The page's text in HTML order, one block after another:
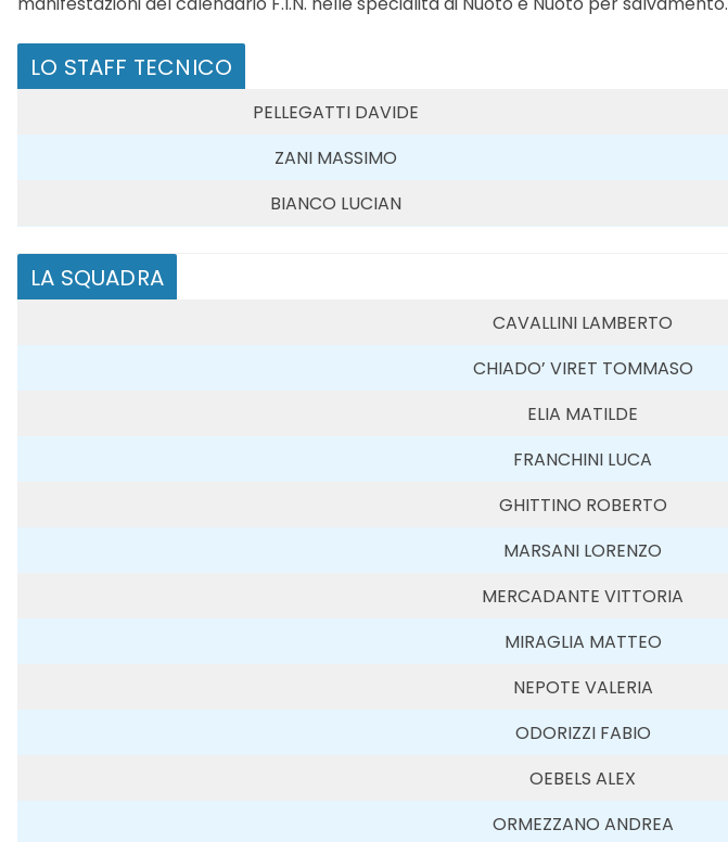
LO STAFF TECNICO
PELLEGATTI DAVIDE
ZANI MASSIMO
BIANCO LUCIAN
LA SQUADRA
CAVALLINI LAMBERTO
CHIADO’ VIRET TOMMASO
ELIA MATILDE
FRANCHINI LUCA
GHITTINO ROBERTO
MARSANI LORENZO
MERCADANTE VITTORIA
MIRAGLIA MATTEO
NEPOTE VALERIA
ODORIZZI FABIO
OEBELS ALEX
ORMEZZANO ANDREA